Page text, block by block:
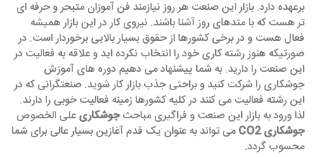
برعهده دارد. بازار این صنعت هر روز نیازمند فن آموزان متبحر و حرفه ای
تر هست که با متدهای روز آشنا باشند. نیروی کار در این بازار همیشه
فعال هست و در برخی کشورها از حقوق بسیار بالایی برخوردار است. در
صورتیکه هنوز رشته کاری خود را انتخاب نکرده اید و علاقه به فعالیت در
این صنعت را دارید. به شما پیشنهاد می دهیم دوره های آموزش
جوشکاری را شرکت کنید و براحتی جذب بازار کار شوید. صنعتگرانی که در
این رشته فعالیت می کنند در کلیه کشورها زمینه فعالیت خوبی را دارند.
لذا ورود به بازار این صنعت و فراگیری مباحثجوشکاری علی الخصوص
جوشکاری CO2
می تواند به عنوان یک قدم آغازین بسیار عالی برای شما
محسوب گردد.